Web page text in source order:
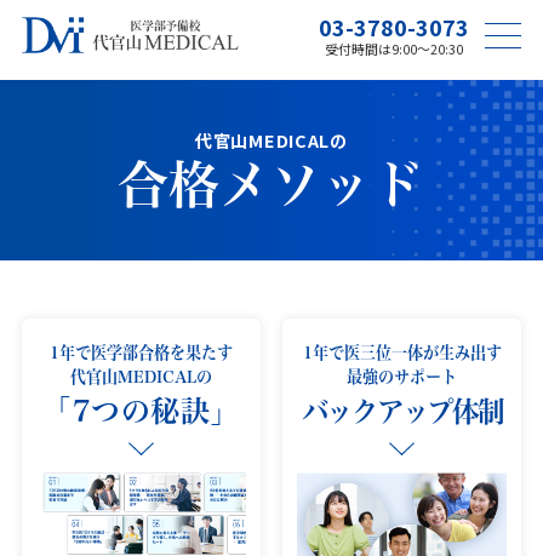
03-3780-3073
受付時間は9:00〜20:30
代官山MEDICALの
合格メソッド
1年で医学部合格を果たす
代官山MEDICALの
「7つの秘訣」
1年で医三位一体が生み出す
最強のサポート
バックアップ体制